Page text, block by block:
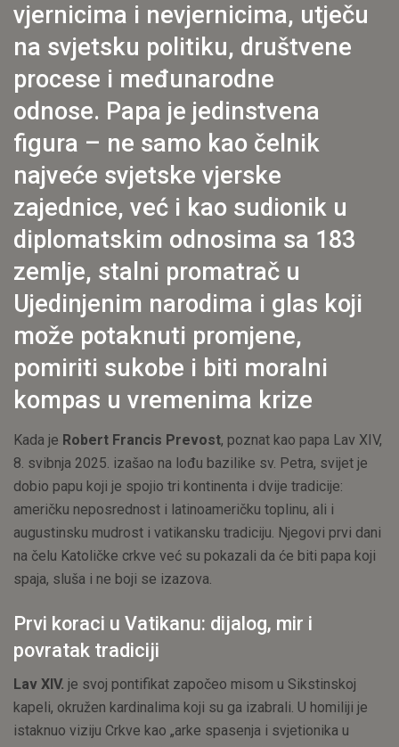
vjernicima i nevjernicima, utječu
na svjetsku politiku, društvene
procese i međunarodne
odnose. Papa je jedinstvena
figura – ne samo kao čelnik
najveće svjetske vjerske
zajednice, već i kao sudionik u
diplomatskim odnosima sa 183
zemlje, stalni promatrač u
Ujedinjenim narodima i glas koji
može potaknuti promjene,
pomiriti sukobe i biti moralni
kompas u vremenima krize
Kada je Robert Francis Prevost, poznat kao papa Lav XIV,
8. svibnja 2025. izašao na lođu bazilike sv. Petra, svijet je
dobio papu koji je spojio tri kontinenta i dvije tradicije:
američku neposrednost i latinoameričku toplinu, ali i
augustinsku mudrost i vatikansku tradiciju. Njegovi prvi dani
na čelu Katoličke crkve već su pokazali da će biti papa koji
spaja, sluša i ne boji se izazova.
Prvi koraci u Vatikanu: dijalog, mir i
povratak tradiciji
Lav XIV. je svoj pontifikat započeo misom u Sikstinskoj
kapeli, okružen kardinalima koji su ga izabrali. U homiliji je
istaknuo viziju Crkve kao „arke spasenja i svjetionika u